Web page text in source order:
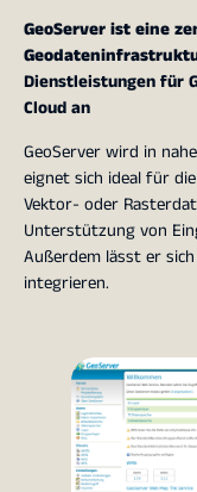
GeoServer ist eine
Dienstleistungen für
Cloud an
GeoServer wird in
eignet sich ideal für
Vektor- oder
Unterstützung von
Außerdem lässt er
integrieren.